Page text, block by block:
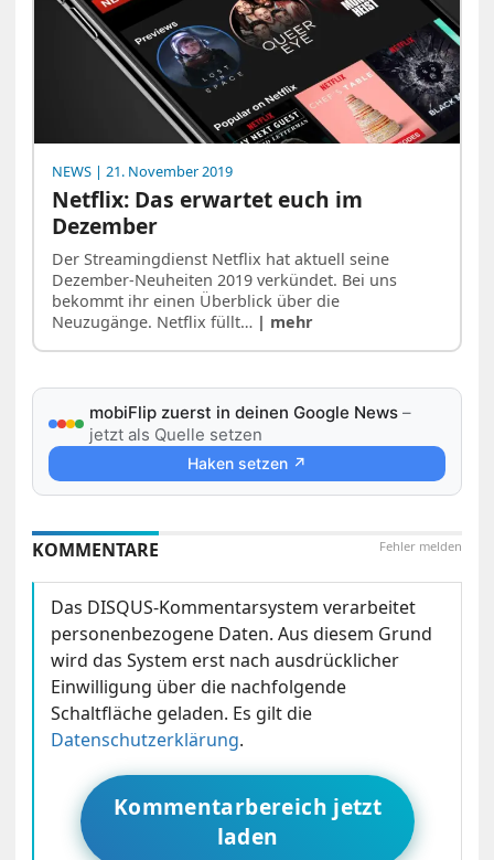
NEWS | 21. November 2019
Netflix: Das erwartet euch im
Dezember
Der Streamingdienst Netflix hat aktuell seine
Dezember-Neuheiten 2019 verkündet. Bei uns
bekommt ihr einen Überblick über die
Neuzugänge. Netflix füllt… | mehr
mobiFlip zuerst in deinen Google News –
jetzt als Quelle setzen
Haken setzen ↗
Fehler melden
KOMMENTARE
Das DISQUS-Kommentarsystem verarbeitet
personenbezogene Daten. Aus diesem Grund
wird das System erst nach ausdrücklicher
Einwilligung über die nachfolgende
Schaltfläche geladen. Es gilt die
Datenschutzerklärung.
Kommentarbereich jetzt
laden